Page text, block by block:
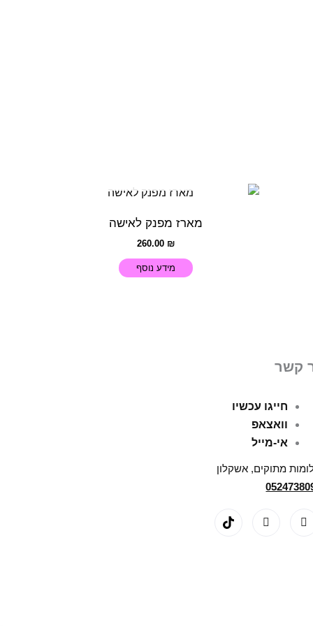
מארז מפנק לאישה
260.00 ₪
מידע נוסף
קשר
חייגו עכשיו
וואצאפ
אי-מייל
מתוקים, אשקלון